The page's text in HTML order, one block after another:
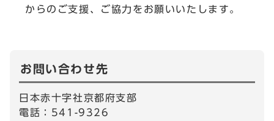
からのご支援、ご協力をお願いいたします。
お問い合わせ先
日本赤十字社京都府支部
電話：541-9326